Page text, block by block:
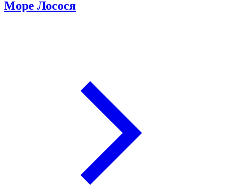
Море Лосося